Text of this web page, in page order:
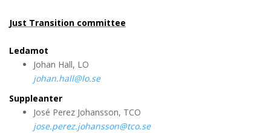
Just Transition committee
Ledamot
Johan Hall, LO
johan.hall@lo.se
Suppleanter
José Perez Johansson, TCO
jose.perez.johansson@tco.se